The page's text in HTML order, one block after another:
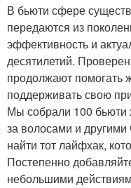
В бьюти сфере
передаются из
эффективность и
десятилетий.
продолжают
поддерживать свою
Мы собрали 100 бьюти
за волосами и
найти тот лайфхак,
Постепенно
небольшими